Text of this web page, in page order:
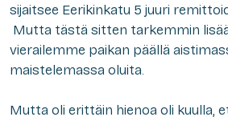
sijaitsee Eerikinkatu 5 juuri
Mutta tästä sitten tarkemmin
vierailemme paikan päällä
maistelemassa oluita.
Mutta oli erittäin hienoa oli kuulla,